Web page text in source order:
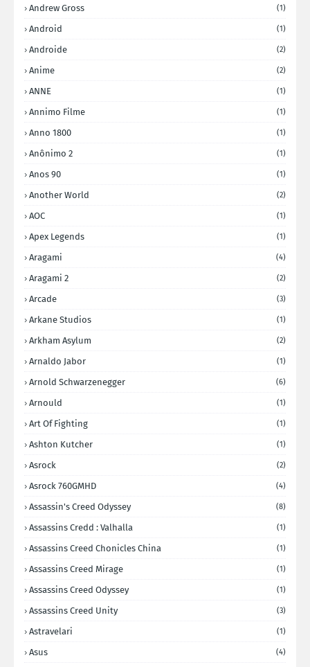
Andrew Gross (1)
Android (1)
Androide (2)
Anime (2)
ANNE (1)
Annimo Filme (1)
Anno 1800 (1)
Anônimo 2 (1)
Anos 90 (1)
Another World (2)
AOC (1)
Apex Legends (1)
Aragami (4)
Aragami 2 (2)
Arcade (3)
Arkane Studios (1)
Arkham Asylum (2)
Arnaldo Jabor (1)
Arnold Schwarzenegger (6)
Arnould (1)
Art Of Fighting (1)
Ashton Kutcher (1)
Asrock (2)
Asrock 760GMHD (4)
Assassin's Creed Odyssey (8)
Assassins Credd : Valhalla (1)
Assassins Creed Chonicles China (1)
Assassins Creed Mirage (1)
Assassins Creed Odyssey (1)
Assassins Creed Unity (3)
Astravelari (1)
Asus (4)